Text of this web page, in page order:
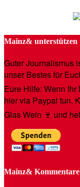
Mainz& unterstützen
Guter Journalismus
unser Bestes für
Eure Hilfe: Wenn
hier via Paypal tun.
Glas Wein 🍷 und
Mainz& Kommentare